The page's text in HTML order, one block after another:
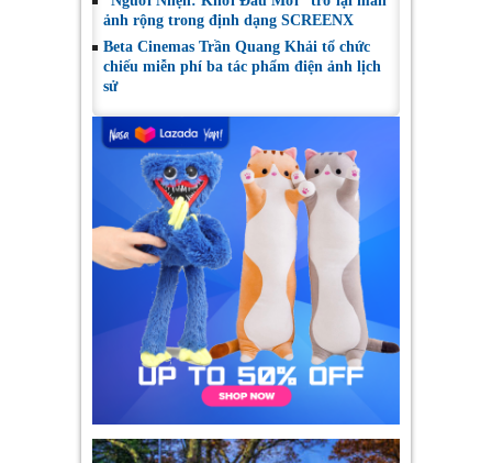
ảnh rộng trong định dạng SCREENX
Beta Cinemas Trần Quang Khải tổ chức
chiếu miễn phí ba tác phẩm điện ảnh lịch
sử